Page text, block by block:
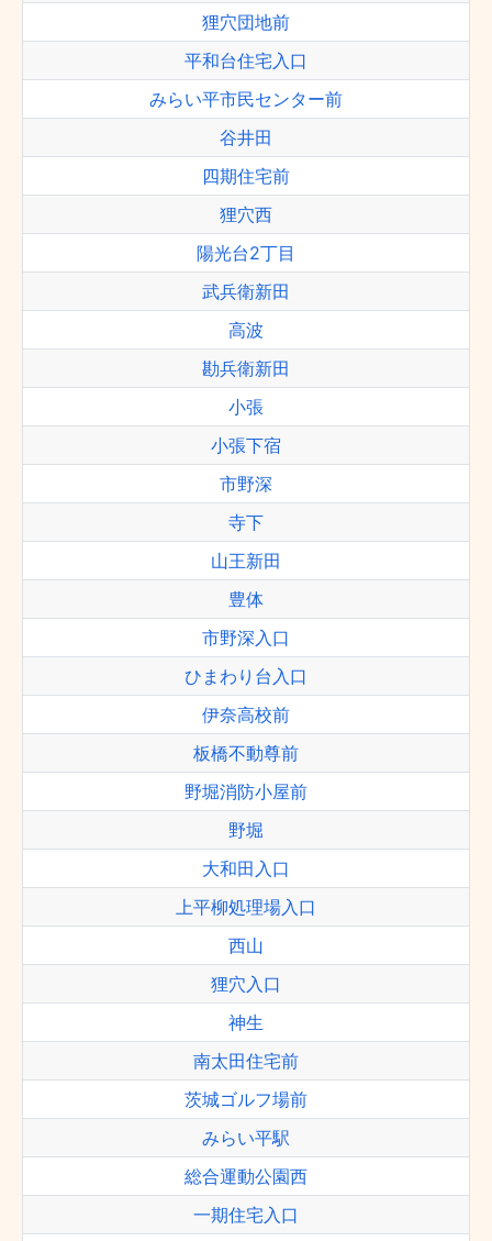
狸穴団地前
平和台住宅入口
みらい平市民センター前
谷井田
四期住宅前
狸穴西
陽光台2丁目
武兵衛新田
高波
勘兵衛新田
小張
小張下宿
市野深
寺下
山王新田
豊体
市野深入口
ひまわり台入口
伊奈高校前
板橋不動尊前
野堀消防小屋前
野堀
大和田入口
上平柳処理場入口
西山
狸穴入口
神生
南太田住宅前
茨城ゴルフ場前
みらい平駅
総合運動公園西
一期住宅入口